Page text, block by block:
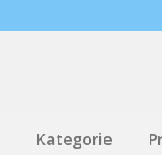
Kategorie